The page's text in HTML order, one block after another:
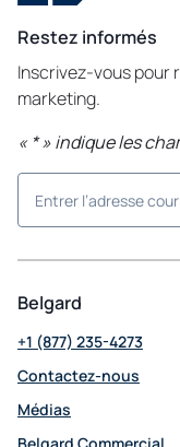
Restez informés
Inscrivez-vous pour
marketing.
« *» indique les
Belgard
+1 (877) 235-4273
Contactez-nous
Médias